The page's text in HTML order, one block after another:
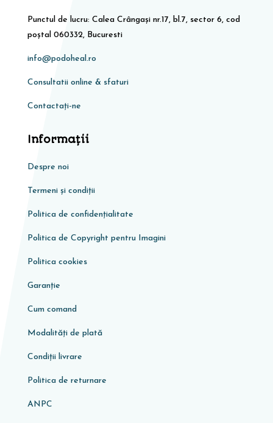
Punctul de lucru: Calea Crângași nr.17, bl.7, sector 6, cod
poștal 060332, Bucuresti
info@podoheal.ro
Consultatii online & sfaturi
Contactați-ne
Informaţii
Despre noi
Termeni și condiții
Politica de confidențialitate
Politica de Copyright pentru Imagini
Politica cookies
Garanţie
Cum comand
Modalități de plată
Condiţii livrare
Politica de returnare
ANPC